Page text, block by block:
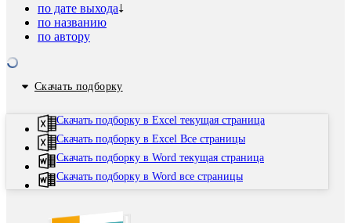
по дате выхода
по названию
по автору
Скачать подборку
Скачать подборку в Excel текущая страница
Скачать подборку в Excel Все страницы
Скачать подборку в Word текущая страница
Скачать подборку в Word все страницы